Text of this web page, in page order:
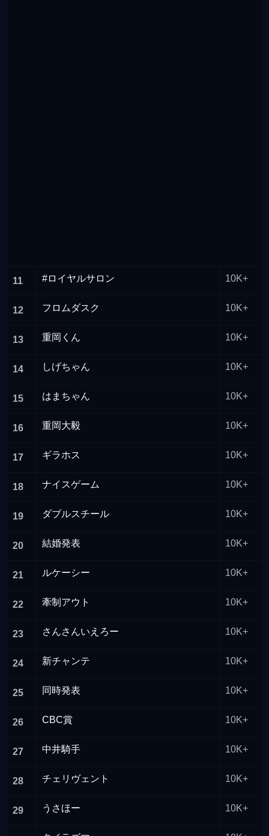
11 #ロイヤルサロン 10K+
12 フロムダスク 10K+
13 重岡くん 10K+
14 しげちゃん 10K+
15 はまちゃん 10K+
16 重岡大毅 10K+
17 ギラホス 10K+
18 ナイスゲーム 10K+
19 ダブルスチール 10K+
20 結婚発表 10K+
21 ルケーシー 10K+
22 牽制アウト 10K+
23 さんさんいえろー 10K+
24 新チャンテ 10K+
25 同時発表 10K+
26 CBC賞 10K+
27 中井騎手 10K+
28 チェリヴェント 10K+
29 うさほー 10K+